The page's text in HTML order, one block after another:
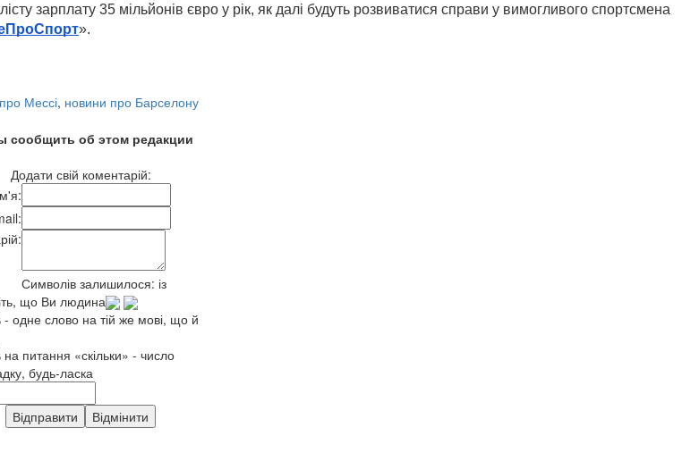
зарплату 35 мільйонів євро у рік, як далі будуть розвиватися справи у вимогливого спортсмена
».
Мессі, новини про Барселону
сообщить об этом редакции
Додати свій коментарій:
Символів залишилося: із
що Ви людина
- одне слово на тій же мові, що й
на питання «скільки» - число
будь-ласка